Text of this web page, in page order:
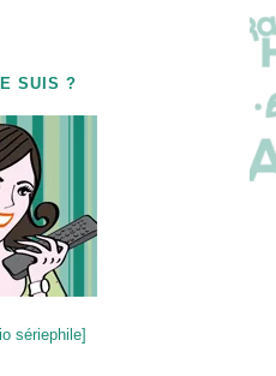
SUIS ?
sériephile]